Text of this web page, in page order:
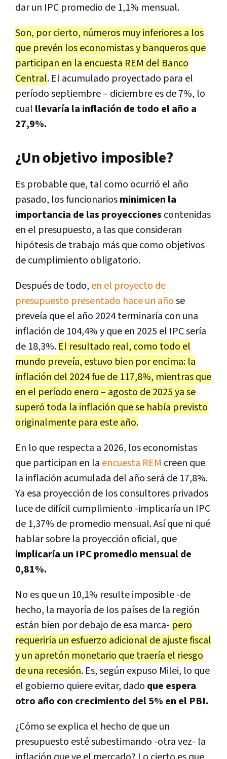
dar un IPC promedio de 1,1% mensual.
Son, por cierto, números muy inferiores a los
que prevén los economistas y banqueros que
participan en la encuesta REM del Banco
Central. El acumulado proyectado para el
período septiembre – diciembre es de 7%, lo
cual llevaría la inflación de todo el año a
27,9%.
¿Un objetivo imposible?
Es probable que, tal como ocurrió el año
pasado, los funcionariosminimicen la
importancia de las proyecciones contenidas
en el presupuesto, a las que consideran
hipótesis de trabajo más que como objetivos
de cumplimiento obligatorio.
Después de todo, en el proyecto de
presupuesto presentado hace un añose
preveía que el año 2024 terminaría con una
inflación de 104,4% y que en 2025 el IPC sería
de 18,3%. El resultado real, como todo el
mundo preveía, estuvo bien por encima: la
inflación del 2024 fue de 117,8%, mientras que
en el período enero – agosto de 2025 ya se
superó toda la inflación que se había previsto
originalmente para este año.
En lo que respecta a 2026, los economistas
que participan en la encuesta REM creen que
la inflación acumulada del año será de 17,8%.
Ya esa proyección de los consultores privados
luce de difícil cumplimiento -implicaría un IPC
de 1,37% de promedio mensual. Así que ni qué
hablar sobre la proyección oficial, que
implicaría un IPC promedio mensual de
0,81%.
No es que un 10,1% resulte imposible -de
hecho, la mayoría de los países de la región
están bien por debajo de esa marca- pero
requeriría un esfuerzo adicional de ajuste fiscal
y un apretón monetario que traería el riesgo
de una recesión. Es, según expuso Milei, lo que
el gobierno quiere evitar, dado que espera
otro año con crecimiento del 5% en el PBI.
¿Cómo se explica el hecho de que un
presupuesto esté subestimando -otra vez- la